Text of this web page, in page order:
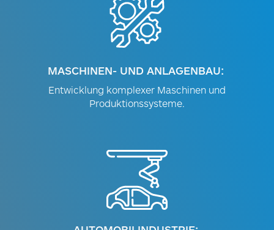
MASCHINEN- UND ANLAGENBAU:
Entwicklung komplexer Maschinen und
Produktionssysteme.